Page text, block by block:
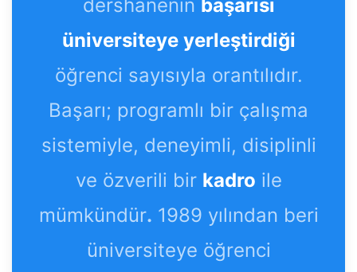
dershanenin başarısı
üniversiteye yerleştirdiği
öğrenci sayısıyla orantılıdır.
Başarı; programlı bir çalışma
sistemiyle, deneyimli, disiplinli
ve özverili bir kadro ile
mümkündür. 1989 yılından beri
üniversiteye öğrenci